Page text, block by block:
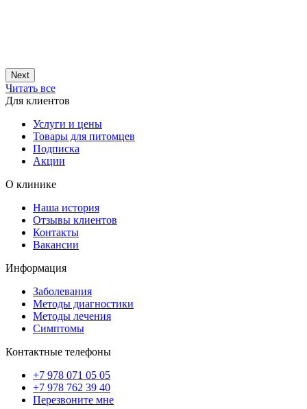
Next
Читать все
Для клиентов
Услуги и цены
Товары для питомцев
Подписка
Акции
О клинике
Наша история
Отзывы клиентов
Контакты
Вакансии
Информация
Заболевания
Методы диагностики
Методы лечения
Симптомы
Контактные телефоны
+7 978 071 05 05
+7 978 762 39 40
Перезвоните мне